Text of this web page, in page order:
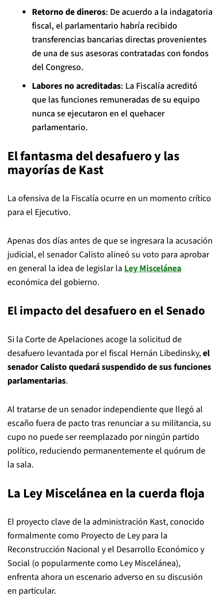
Retorno de dineros: De acuerdo a la indagatoria
fiscal, el parlamentario habría recibido
transferencias bancarias directas provenientes
de una de sus asesoras contratadas con fondos
del Congreso.
Labores no acreditadas: La Fiscalía acreditó
que las funciones remuneradas de su equipo
nunca se ejecutaron en el quehacer
parlamentario.
El fantasma del desafuero y las
mayorías de Kast
La ofensiva de la Fiscalía ocurre en un momento crítico
para el Ejecutivo.
Apenas dos días antes de que se ingresara la acusación
judicial, el senador Calisto alineó su voto para aprobar
en general la idea de legislar la Ley Miscelánea
económica del gobierno.
El impacto del desafuero en el Senado
Si la Corte de Apelaciones acoge la solicitud de
desafuero levantada por el fiscal Hernán Libedinsky,el
senador Calisto quedará suspendido de sus funciones
parlamentarias.
Al tratarse de un senador independiente que llegó al
escaño fuera de pacto tras renunciar a su militancia, su
cupo no puede ser reemplazado por ningún partido
político, reduciendo permanentemente el quórum de
la sala.
La Ley Miscelánea en la cuerda floja
El proyecto clave de la administración Kast, conocido
formalmente como Proyecto de Ley para la
Reconstrucción Nacional y el Desarrollo Económico y
Social (o popularmente como Ley Miscelánea),
enfrenta ahora un escenario adverso en su discusión
en particular.